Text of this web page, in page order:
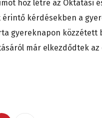
hoz létre az Oktatási
érintő kérdésekben a
gyereknapon közzétett
már elkezdődtek az